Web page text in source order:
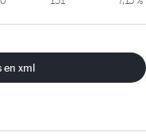
en xml